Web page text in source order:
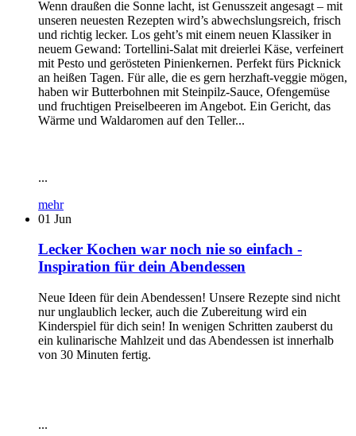
Wenn draußen die Sonne lacht, ist Genusszeit angesagt – mit
unseren neuesten Rezepten wird’s abwechslungsreich, frisch
und richtig lecker. Los geht’s mit einem neuen Klassiker in
neuem Gewand: Tortellini-Salat mit dreierlei Käse, verfeinert
mit Pesto und gerösteten Pinienkernen. Perfekt fürs Picknick
an heißen Tagen. Für alle, die es gern herzhaft-veggie mögen,
haben wir Butterbohnen mit Steinpilz-Sauce, Ofengemüse
und fruchtigen Preiselbeeren im Angebot. Ein Gericht, das
Wärme und Waldaromen auf den Teller...
...
mehr
01 Jun
Lecker Kochen war noch nie so einfach -
Inspiration für dein Abendessen
Neue Ideen für dein Abendessen! Unsere Rezepte sind nicht
nur unglaublich lecker, auch die Zubereitung wird ein
Kinderspiel für dich sein! In wenigen Schritten zauberst du
ein kulinarische Mahlzeit und das Abendessen ist innerhalb
von 30 Minuten fertig.
...